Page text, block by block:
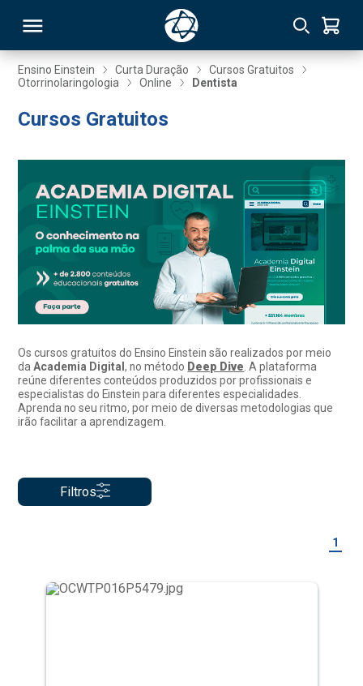
Ensino Einstein Curta Duração
Cursos Gratuitos
Otorrinolaringologia
Online Dentista
Cursos Gratuitos
Os cursos gratuitos do Ensino Einstein são realizados por meio
daAcademia Digital, no método Deep Dive. A plataforma
reúne diferentes conteúdos produzidos por profissionais e
especialistas do Einstein para diferentes especialidades.
Aprenda no seu ritmo, por meio de diversas metodologias que
irão facilitar a aprendizagem.
Filtros
1